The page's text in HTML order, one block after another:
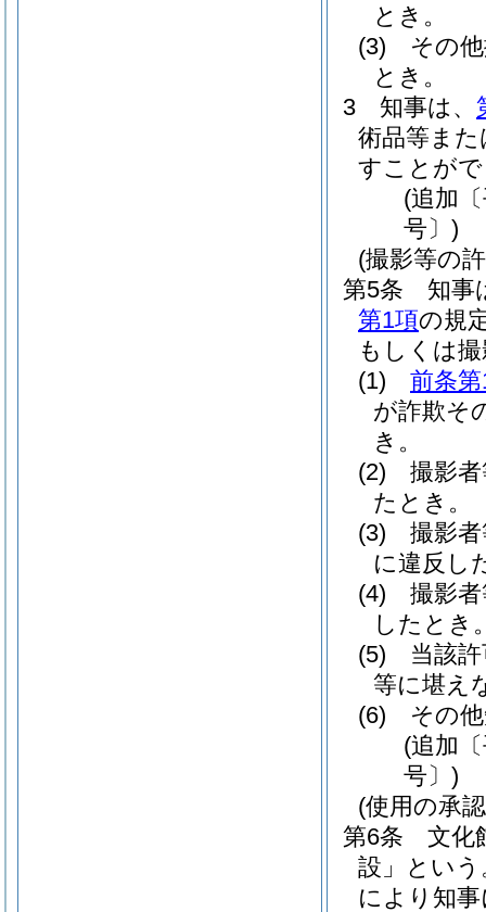
とき。
(3)
その
とき。
3
知事は、
術品等ま
すことが
(追加
号〕)
(撮影等の
第5条
知事
第1項の規
もしくは
(1)
前条
が詐欺そ
き。
(2)
撮影
たとき。
(3)
撮影
に違反し
(4)
撮影
したとき
(5)
当該
等に堪え
(6)
その
(追加
号〕)
(使用の承
第6条
文化
設」という
により知